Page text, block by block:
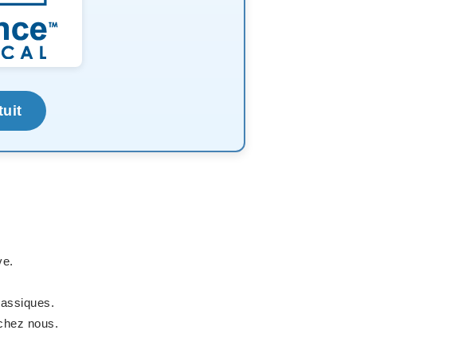
nous.